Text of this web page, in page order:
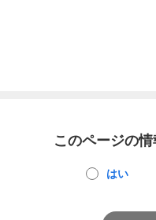
このページの
はい